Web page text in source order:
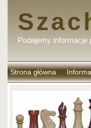
Podajemy informacje
Strona główna